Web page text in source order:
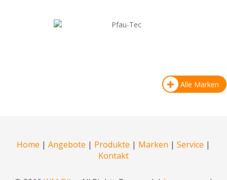
Alle Marken
Home | Angebote | Produkte | Marken | Service |
Kontakt